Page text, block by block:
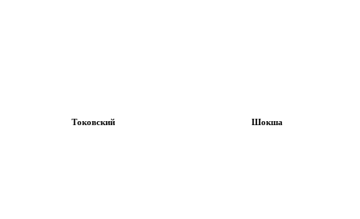
Токовский Шокша